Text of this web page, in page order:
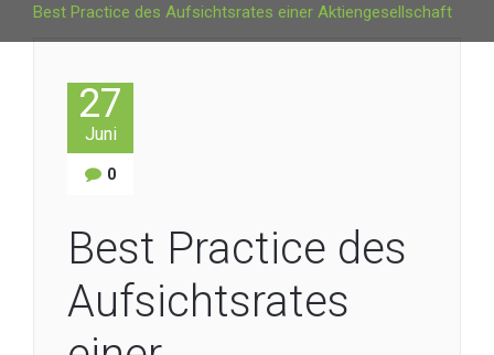
Best Practice des Aufsichtsrates einer Aktiengesellschaft
27
Juni
0
Best Practice des
Aufsichtsrates